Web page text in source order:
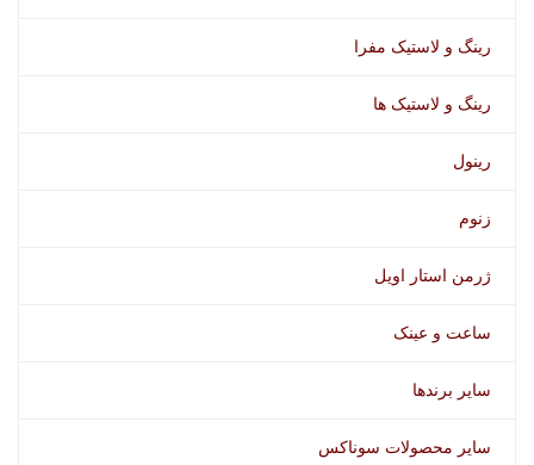
رینگ و لاستیک مفرا
رینگ و لاستیک ها
رینول
زنوم
ژرمن استار اویل
ساعت و عینک
سایر برندها
سایر محصولات سوناکس